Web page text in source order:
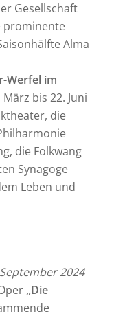
Gesellschaft
prominente
Alma
Werfel im
März bis 22. Juni
die
die Folkwang
Synagoge
Leben und
2024
„Die